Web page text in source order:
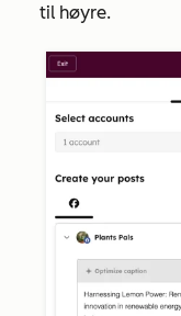
til høyre.